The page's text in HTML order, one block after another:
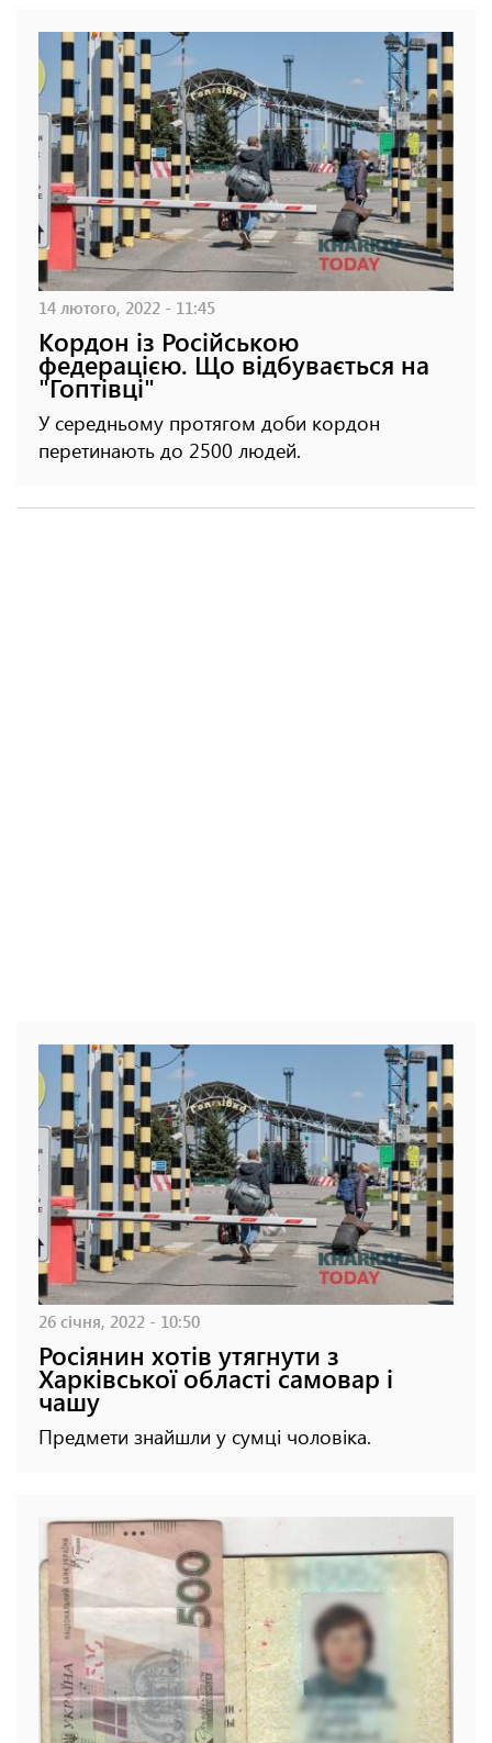
14 лютого, 2022 - 11:45
Кордон із Російською
федерацією. Що відбувається на
"Гоптівці"
У середньому протягом доби кордон
перетинають до 2500 людей.
26 січня, 2022 - 10:50
Росіянин хотів утягнути з
Харківської області самовар і
чашу
Предмети знайшли у сумці чоловіка.